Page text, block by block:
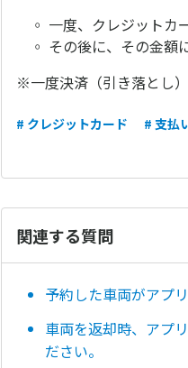
◦ 一度、クレジットカ
◦ その後に、その金額
※一度決済（引き落とし
# クレジットカード # 支払
関連する質問
予約した車両がアプ
車両を返却時、アプ
ださい。